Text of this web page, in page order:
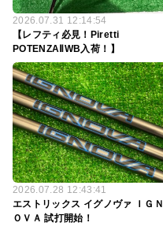
2026.07.31 12:14:54
【レフティ必見！Piretti
POTENZAⅡWB入荷！】
2026.07.28 12:43:41
エストリックス イグノヴァ ＩＧＮ
ＯＶＡ 試打開始！